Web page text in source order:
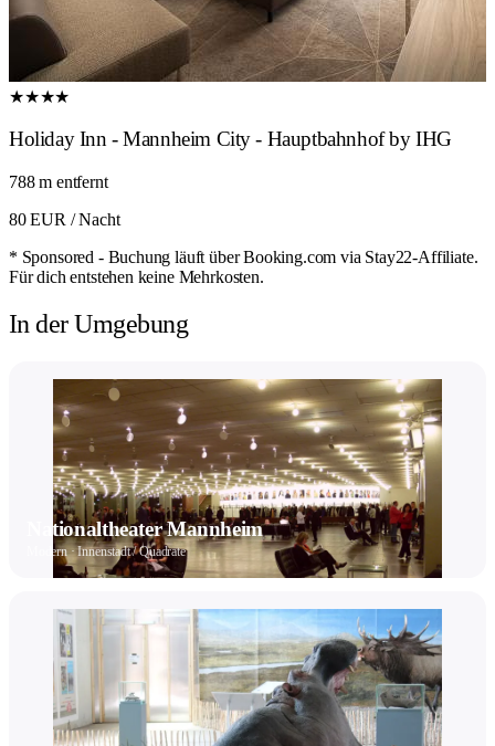
★★★★
Holiday Inn - Mannheim City - Hauptbahnhof by IHG
788 m entfernt
80 EUR / Nacht
* Sponsored - Buchung läuft über Booking.com via Stay22-Affiliate.
Für dich entstehen keine Mehrkosten.
In der Umgebung
Nationaltheater Mannheim
Modern · Innenstadt / Quadrate